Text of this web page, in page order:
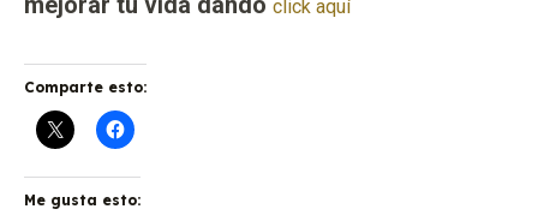
click aquí
Comparte esto:
Me gusta esto: